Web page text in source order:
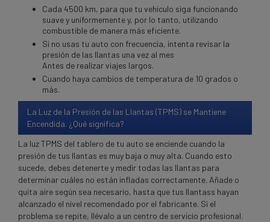
Cada 4500 km, para que tu vehículo siga funcionando
suave y uniformemente y, por lo tanto, utilizando
combustible de manera más eficiente.
Si no usas tu auto con frecuencia, intenta revisar la
presión de las llantas una vez al mes
Antes de realizar viajes largos.
Cuando haya cambios de temperatura de 10 grados o
más.
La Luz de la Presión de las Llantas (TPMS) se Mantiene
Encendida. ¿Qué significa?
La luz TPMS del tablero de tu auto se enciende cuando la
presión de tus llantas es muy baja o muy alta. Cuando esto
sucede, debes detenerte y medir todas las llantas para
determinar cuáles no están infladas correctamente. Añade o
quita aire según sea necesario, hasta que tus llantass hayan
alcanzado el nivel recomendado por el fabricante. Si el
problema se repite, llévalo a un centro de servicio profesional.